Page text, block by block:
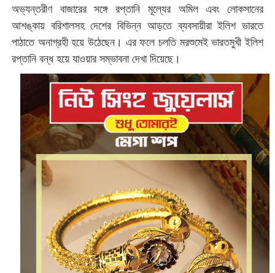
অভ্যন্তরীণ বাজারের সঙ্গে রপ্তানি মূল্যের অমিল এবং লোকসানের
আশঙ্কায় বরিশালসহ দেশের বিভিন্ন আড়তে ব্যবসায়ীরা ইলিশ ভারতে
পাঠাতে অনাগ্রহী হয়ে উঠেছেন। এর ফলে চলতি মরশুমেই ভারতমুখী ইলিশ
রপ্তানি বন্ধ হয়ে যাওয়ার সম্ভাবনা দেখা দিয়েছে।